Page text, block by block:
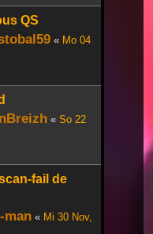
QS
« Mo 04
« So 22
fail de
man « Mi 30 Nov,